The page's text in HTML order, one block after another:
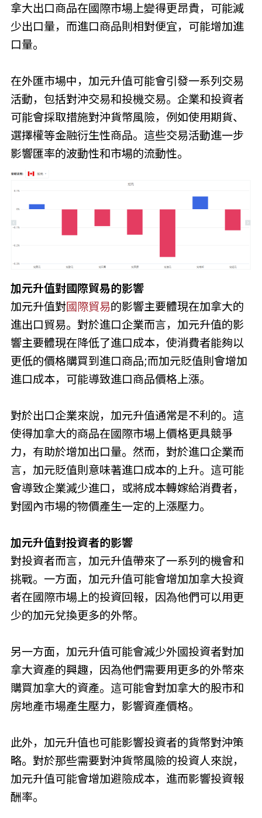
拿大出口商品在國際市場上變得更昂貴，可能減
少出口量，而進口商品則相對便宜，可能增加進
口量。
在外匯市場中，加元升值可能會引發一系列交易
活動，包括對沖交易和投機交易。企業和投資者
可能會採取措施對沖貨幣風險，例如使用期貨、
選擇權等金融衍生性商品。這些交易活動進一步
影響匯率的波動性和市場的流動性。
加元升值對國際貿易的影響
加元升值對國際貿易的影響主要體現在加拿大的
進出口貿易。對於進口企業而言，加元升值的影
響主要體現在降低了進口成本，使消費者能夠以
更低的價格購買到進口商品;而加元貶值則會增加
進口成本，可能導致進口商品價格上漲。
對於出口企業來說，加元升值通常是不利的。這
使得加拿大的商品在國際市場上價格更具競爭
力，有助於增加出口量。然而，對於進口企業而
言，加元貶值則意味著進口成本的上升。這可能
會導致企業減少進口，或將成本轉嫁給消費者，
對國內市場的物價產生一定的上漲壓力。
加元升值對投資者的影響
對投資者而言，加元升值帶來了一系列的機會和
挑戰。一方面，加元升值可能會增加加拿大投資
者在國際市場上的投資回報，因為他們可以用更
少的加元兌換更多的外幣。
另一方面，加元升值可能會減少外國投資者對加
拿大資產的興趣，因為他們需要用更多的外幣來
購買加拿大的資產。這可能會對加拿大的股市和
房地產市場產生壓力，影響資產價格。
此外，加元升值也可能影響投資者的貨幣對沖策
略。對於那些需要對沖貨幣風險的投資人來說，
加元升值可能會增加避險成本，進而影響投資報
酬率。